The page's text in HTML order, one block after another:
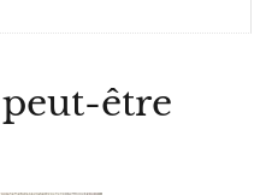
être